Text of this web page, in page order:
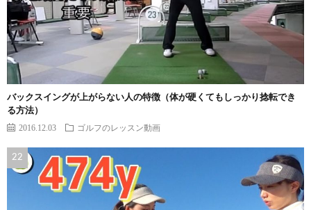
バックスイングが上がらない人の特徴（体が硬くてもしっかり捻転でき
る方法）
2016.12.03 ゴルフのレッスン動画